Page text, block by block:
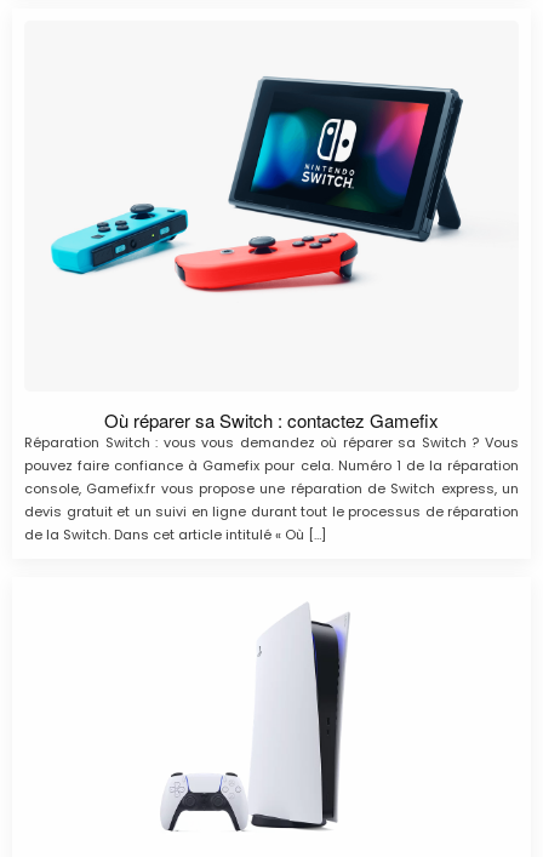
Où réparer sa Switch : contactez Gamefix
Réparation Switch : vous vous demandez où réparer sa Switch ? Vous
pouvez faire confiance à Gamefix pour cela. Numéro 1 de la réparation
console, Gamefix.fr vous propose une réparation de Switch express, un
devis gratuit et un suivi en ligne durant tout le processus de réparation
de la Switch. Dans cet article intitulé « Où […]